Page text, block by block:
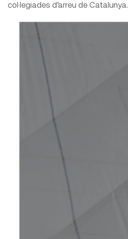
col·legiades d’arreu de Catalunya.